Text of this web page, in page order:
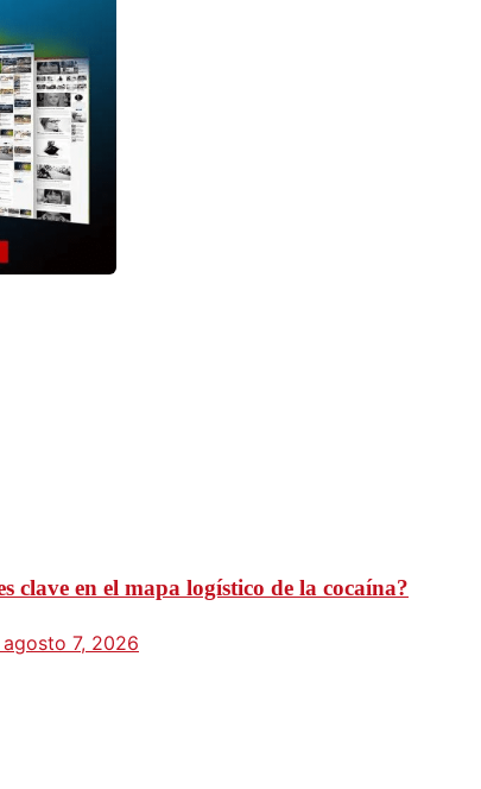
clave en el mapa logístico de la cocaína?
agosto 7, 2026